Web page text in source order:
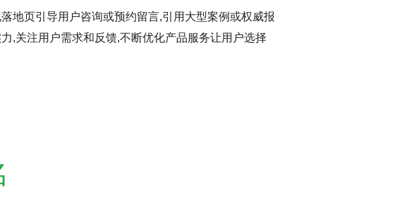
落地页引导用户咨询或预约留言,引用大型案例或权威报
,关注用户需求和反馈,不断优化产品服务让用户选择